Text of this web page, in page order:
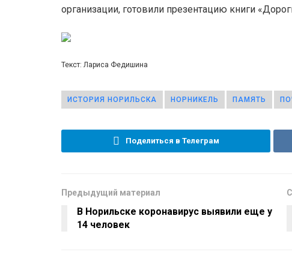
организации, готовили презентацию книги
Текст: Лариса Федишина
ИСТОРИЯ НОРИЛЬСКА НОРНИКЕЛЬ ПАМЯТЬ
Поделиться в Телеграм
Предыдущий материал
В Норильске коронавирус выявили еще у
14 человек